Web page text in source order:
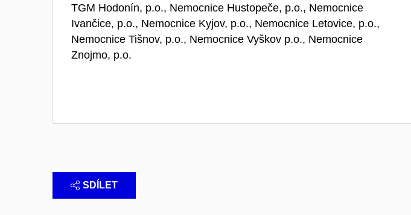
TGM Hodonín, p.o., Nemocnice Hustopeče, p.o., Nemocnice
Ivančice, p.o., Nemocnice Kyjov, p.o., Nemocnice Letovice, p.o.,
Nemocnice Tišnov, p.o., Nemocnice Vyškov p.o., Nemocnice
Znojmo, p.o.
SDÍLET